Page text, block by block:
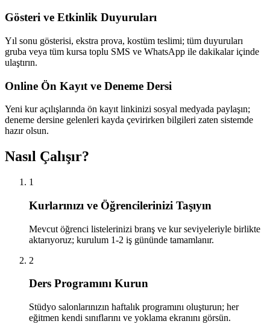
Gösteri ve Etkinlik Duyuruları
Yıl sonu gösterisi, ekstra prova, kostüm teslimi; tüm duyuruları
gruba veya tüm kursa toplu SMS ve WhatsApp ile dakikalar içinde
ulaştırın.
Online Ön Kayıt ve Deneme Dersi
Yeni kur açılışlarında ön kayıt linkinizi sosyal medyada paylaşın;
deneme dersine gelenleri kayda çevirirken bilgileri zaten sistemde
hazır olsun.
Nasıl Çalışır?
1
Kurlarınızı ve Öğrencilerinizi Taşıyın
Mevcut öğrenci listelerinizi branş ve kur seviyeleriyle birlikte
aktarıyoruz; kurulum 1-2 iş gününde tamamlanır.
2
Ders Programını Kurun
Stüdyo salonlarınızın haftalık programını oluşturun; her
eğitmen kendi sınıflarını ve yoklama ekranını görsün.